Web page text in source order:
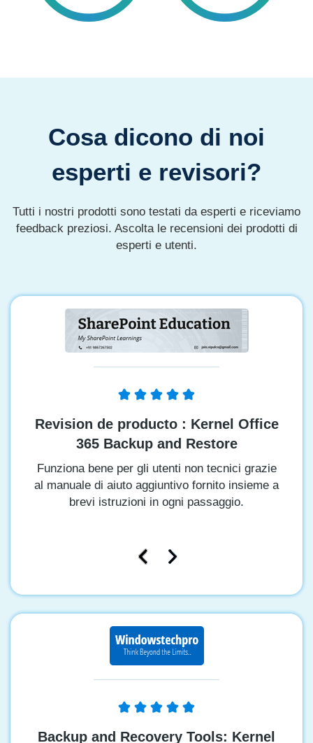
Cosa dicono di noi
esperti e revisori?
Tutti i nostri prodotti sono testati da esperti e riceviamo
feedback preziosi. Ascolta le recensioni dei prodotti di
esperti e utenti.
Revision de producto : Kernel Office
365 Backup and Restore
Funziona bene per gli utenti non tecnici grazie
al manuale di aiuto aggiuntivo fornito insieme a
brevi istruzioni in ogni passaggio.
v
i
u
t
Backup and Recovery Tools: Kernel